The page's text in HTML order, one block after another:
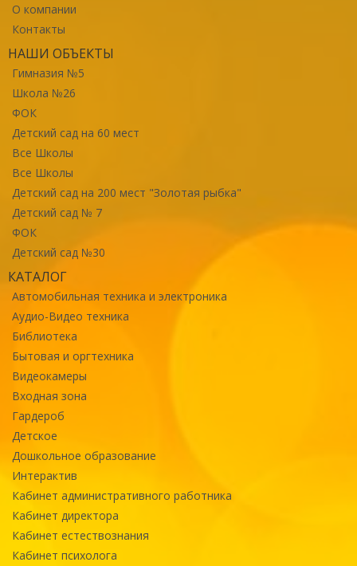
О компании
Контакты
НАШИ ОБЪЕКТЫ
Гимназия №5
Школа №26
ФОК
Детский сад на 60 мест
Все Школы
Все Школы
Детский сад на 200 мест "Золотая рыбка"
Детский сад № 7
ФОК
Детский сад №30
КАТАЛОГ
Автомобильная техника и электроника
Аудио-Видео техника
Библиотека
Бытовая и оргтехника
Видеокамеры
Входная зона
Гардероб
Детское
Дошкольное образование
Интерактив
Кабинет административного работника
Кабинет директора
Кабинет естествознания
Кабинет психолога